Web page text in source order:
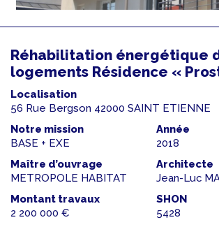
Réhabilitation énergétique
logements Résidence «
Localisation
56 Rue Bergson 42000 SAINT ETIENNE
Notre mission
BASE + EXE
Année
2018
Maître d’ouvrage
METROPOLE HABITAT
Architecte
Jean-Luc
Montant travaux
2 200 000 €
SHON
5428